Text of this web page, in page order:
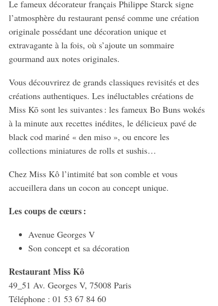
Le fameux décorateur français Philippe Starck signe
l’atmosphère du restaurant pensé comme une création
originale possédant une décoration unique et
extravagante à la fois, où s’ajoute un sommaire
gourmand aux notes originales.
Vous découvrirez de grands classiques revisités et des
créations authentiques. Les inéluctables créations de
Miss Kō sont les suivantes : les fameux Bo Buns wokés
à la minute aux recettes inédites, le délicieux pavé de
black cod mariné « den miso », ou encore les
collections miniatures de rolls et sushis…
Chez Miss Kô l’intimité bat son comble et vous
accueillera dans un cocon au concept unique.
Les coups de cœurs :
Avenue Georges V
Son concept et sa décoration
Restaurant Miss Kô
49_51 Av. Georges V, 75008 Paris
Téléphone : 01 53 67 84 60